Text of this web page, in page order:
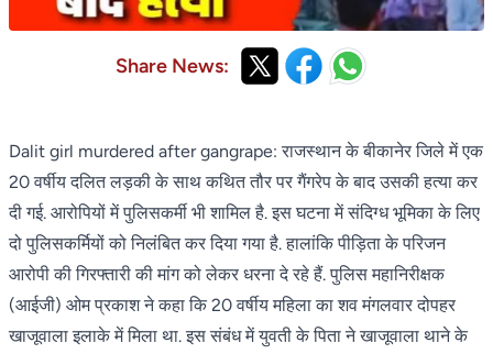
Share News:
Dalit girl murdered after gangrape: राजस्थान के बीकानेर जिले में एक
20 वर्षीय दलित लड़की के साथ कथित तौर पर गैंगरेप के बाद उसकी हत्या कर
दी गई. आरोपियों में पुलिसकर्मी भी शामिल है. इस घटना में संदिग्ध भूमिका के लिए
दो पुलिसकर्मियों को निलंबित कर दिया गया है. हालांकि पीड़िता के परिजन
आरोपी की गिरफ्तारी की मांग को लेकर धरना दे रहे हैं. पुलिस महानिरीक्षक
(आईजी) ओम प्रकाश ने कहा कि 20 वर्षीय महिला का शव मंगलवार दोपहर
खाजूवाला इलाके में मिला था. इस संबंध में युवती के पिता ने खाजूवाला थाने के